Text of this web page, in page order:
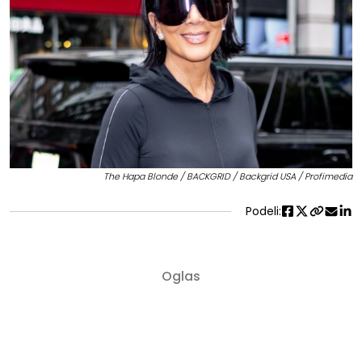
The Hapa Blonde / BACKGRID / Backgrid USA / Profimedia
Podeli: